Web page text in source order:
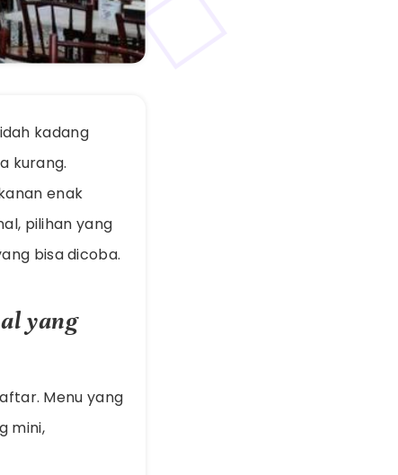
kadang
kurang.
enak
pilihan yang
bisa dicoba.
yang
Menu yang
mini,